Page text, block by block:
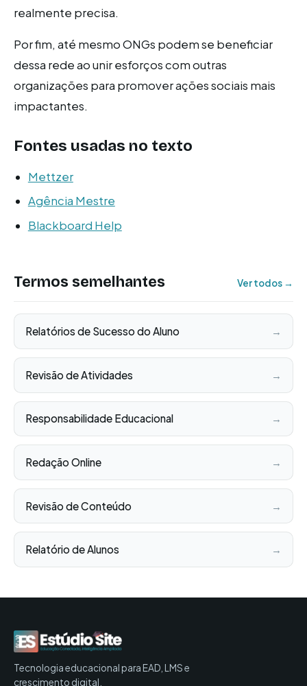
realmente precisa.
Por fim, até mesmo ONGs podem se beneficiar
dessa rede ao unir esforços com outras
organizações para promover ações sociais mais
impactantes.
Fontes usadas no texto
Mettzer
Agência Mestre
Blackboard Help
Termos semelhantes Ver todos →
Relatórios de Sucesso do Aluno →
Revisão de Atividades →
Responsabilidade Educacional →
Redação Online →
Revisão de Conteúdo →
Relatório de Alunos →
Tecnologia educacional para EAD, LMS e
crescimento digital.